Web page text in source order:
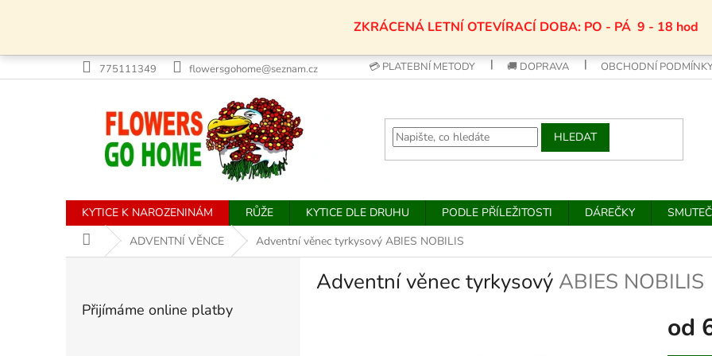
ZKRÁCENÁ LETNÍ OTEVÍRACÍ DOBA: PO - PÁ 9 - 18 hod
775111349 flowersgohome@seznam.cz 💳 PLATEBNÍ METODY 🚚 DOPRAVA OBCHODNÍ
HLEDAT
KYTICE K NAROZENINÁM RŮŽE KYTICE DLE DRUHU PODLE PŘÍLEŽITOSTI DÁREČKY
Domů ADVENTNÍ VĚNCE Adventní věnec tyrkysový ABIES NOBILIS
P
Přijímáme online platby
Adventní věnec tyrkysový ABIES NOBILIS
od